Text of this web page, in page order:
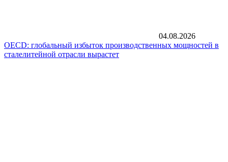
04.08.2026
OECD: глобальный избыток производственных мощностей в
сталелитейной отрасли вырастет